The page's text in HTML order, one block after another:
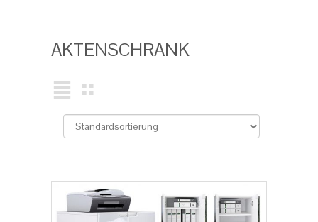
AKTENSCHRANK